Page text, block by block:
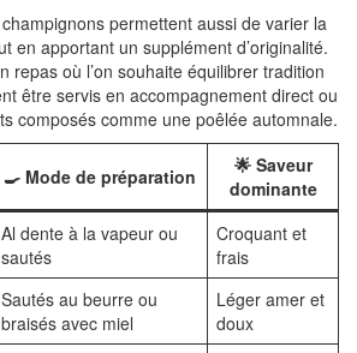
permettent aussi de varier la
en apportant un supplément d’originalité.
repas où l’on souhaite équilibrer tradition
être servis en accompagnement direct ou
composés comme une poêlée automnale.
🍳 Mode de préparation
🌟 Saveur
dominante
Al dente à la vapeur ou
sautés
Croquant et
frais
Sautés au beurre ou
braisés avec miel
Léger amer et
doux